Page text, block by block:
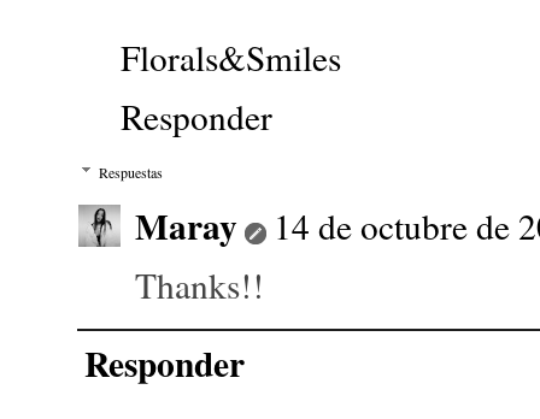
Florals&Smiles
Responder
Respuestas
Maray
14 de octubre de
Thanks!!
Responder